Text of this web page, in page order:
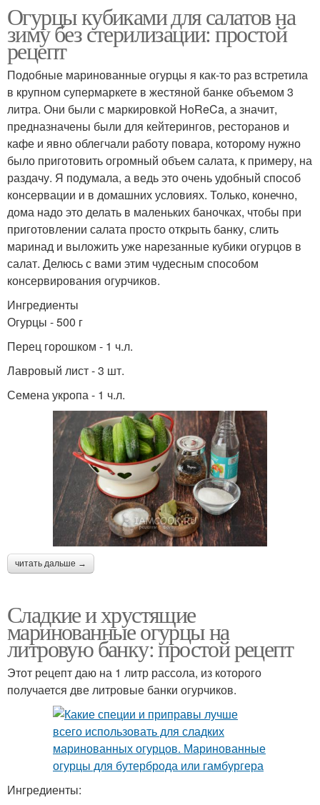
Огурцы кубиками для салатов на
зиму без стерилизации: простой
рецепт
Подобные маринованные огурцы я как-то раз встретила
в крупном супермаркете в жестяной банке объемом 3
литра. Они были с маркировкой HoReCa, а значит,
предназначены были для кейтерингов, ресторанов и
кафе и явно облегчали работу повара, которому нужно
было приготовить огромный объем салата, к примеру, на
раздачу. Я подумала, а ведь это очень удобный способ
консервации и в домашних условиях. Только, конечно,
дома надо это делать в маленьких баночках, чтобы при
приготовлении салата просто открыть банку, слить
маринад и выложить уже нарезанные кубики огурцов в
салат. Делюсь с вами этим чудесным способом
консервирования огурчиков.
Ингредиенты
Огурцы - 500 г
Перец горошком - 1 ч.л.
Лавровый лист - 3 шт.
Семена укропа - 1 ч.л.
читать дальше →
Сладкие и хрустящие
маринованные огурцы на
литровую банку: простой рецепт
Этот рецепт даю на 1 литр рассола, из которого
получается две литровые банки огурчиков.
Ингредиенты: